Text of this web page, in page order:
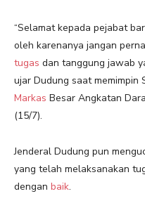
“Selamat kepada pejabat
oleh karenanya jangan
tugas dan tanggung jawab
ujar Dudung saat memimpin
Markas Besar Angkatan
(15/7).
Jenderal Dudung pun
yang telah melaksanakan
dengan baik.